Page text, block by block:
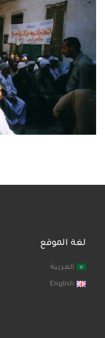
لغة الموقع
العربية
English